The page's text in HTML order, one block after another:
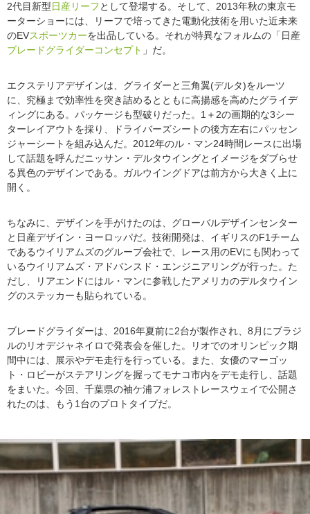
2代目新型日産リーフとして登場する。そして、2013年秋の東京モ
ーターショーには、リーフで培ってきた電動化技術を用いた近未来
のEVスポーツカーを出品している。それが特異なフォルムの「日産
ブレードグライダーコンセプト 」だ。
エクステリアデザインは、グライダーと三角翼(デルタ)をルーツ
に、究極まで効率性を突き詰めるとともに高揚感を高めたグライデ
ィングにある。パッケージも型破りだった。1＋2の画期的な3シー
ターレイアウトを採り、ドライバーズシートの後方左右にパッセン
ジャーシートを組み込んだ。2012年のル・マン24時間レースに出場
して話題を呼んだニッサン・デルタウイングとイメージをダブらせ
る異色のデザインである。ガルウイングドアは前方から大きく上に
開く。
ちなみに、デザインを手がけたのは、グローバルデザインセンター
と日産デザイン・ヨーロッパだ。技術開発は、イギリスのF1チーム
であるウイリアムズのグループ会社で、レース用のEVにも関わって
いるウイリアムズ・アドバンスド・エンジニアリングが行った。た
だし、リアエンドにはル・マンに参戦したアメリカのデルタウイン
グのステッカーも貼られている。
ブレードグライダーは、2016年夏前に2台が製作され、8月にブラジ
ルのリオデジャネイロで発表会を催した。リオでのオリンピック期
間中には、展示やデモ走行を行っている。また、女優のマーゴッ
ト・ロビーがステアリングを握ってモナコ市内をデモ走行し、話題
をまいた。今回、千葉県の袖ケ浦フォレストレースウェイで公開さ
れたのは、もう1台のプロトタイプだ。